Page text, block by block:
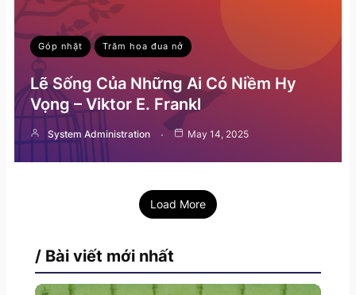
Góp nhặt Trăm hoa đua nở
Lẽ Sống Của Những Ai Có Niềm Hy
Vọng – Viktor E. Frankl
System Administration May 14, 2025
Load More
/ Bài viết mới nhất